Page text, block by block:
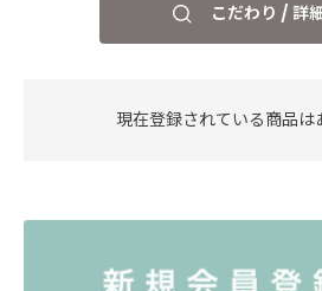
こだわり / 詳
現在登録されている商品は